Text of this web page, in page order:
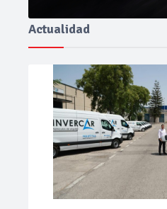
Actualidad